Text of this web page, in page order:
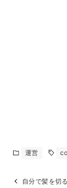
運営
自分で髪を切